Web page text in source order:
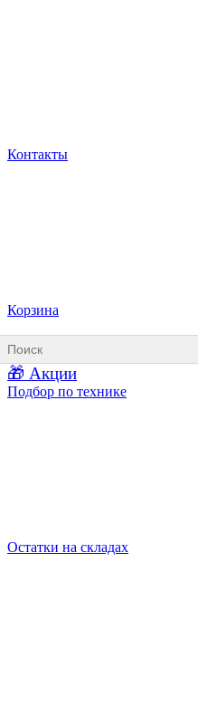
Контакты
Корзина
🎁 Акции
Подбор по технике
Остатки на складах